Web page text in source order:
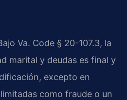
Va. Code § 20-107.3, la
marital y deudas es final y
excepto en
como fraude o un